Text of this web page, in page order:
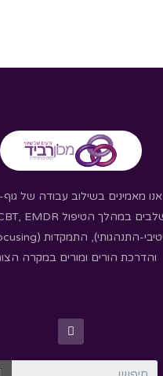
אנו מאמינים בשילוב עבודה של
והדרכת הורים ומורים במקרה